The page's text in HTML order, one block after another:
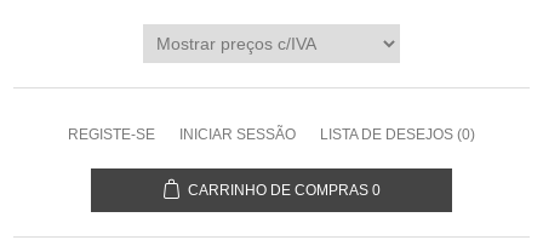
REGISTE-SE INICIAR SESSÃO LISTA DE DESEJOS (0)
CARRINHO DE COMPRAS 0